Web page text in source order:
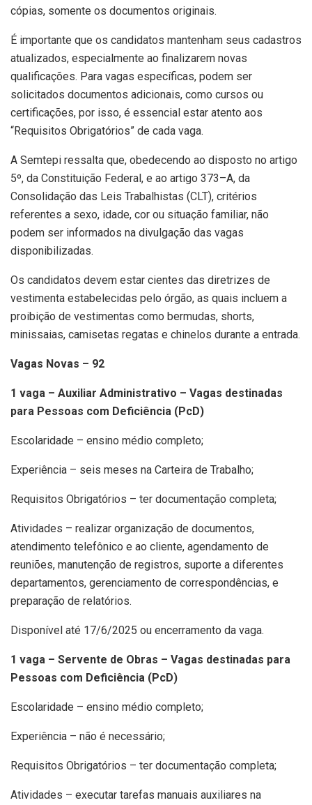
cópias, somente os documentos originais.
É importante que os candidatos mantenham seus cadastros
atualizados, especialmente ao finalizarem novas
qualificações. Para vagas específicas, podem ser
solicitados documentos adicionais, como cursos ou
certificações, por isso, é essencial estar atento aos
“Requisitos Obrigatórios” de cada vaga.
A Semtepi ressalta que, obedecendo ao disposto no artigo
5º, da Constituição Federal, e ao artigo 373–A, da
Consolidação das Leis Trabalhistas (CLT), critérios
referentes a sexo, idade, cor ou situação familiar, não
podem ser informados na divulgação das vagas
disponibilizadas.
Os candidatos devem estar cientes das diretrizes de
vestimenta estabelecidas pelo órgão, as quais incluem a
proibição de vestimentas como bermudas, shorts,
minissaias, camisetas regatas e chinelos durante a entrada.
Vagas Novas – 92
1 vaga – Auxiliar Administrativo – Vagas destinadas
para Pessoas com Deficiência (PcD)
Escolaridade – ensino médio completo;
Experiência – seis meses na Carteira de Trabalho;
Requisitos Obrigatórios – ter documentação completa;
Atividades – realizar organização de documentos,
atendimento telefônico e ao cliente, agendamento de
reuniões, manutenção de registros, suporte a diferentes
departamentos, gerenciamento de correspondências, e
preparação de relatórios.
Disponível até 17/6/2025 ou encerramento da vaga.
1 vaga – Servente de Obras – Vagas destinadas para
Pessoas com Deficiência (PcD)
Escolaridade – ensino médio completo;
Experiência – não é necessário;
Requisitos Obrigatórios – ter documentação completa;
Atividades – executar tarefas manuais auxiliares na